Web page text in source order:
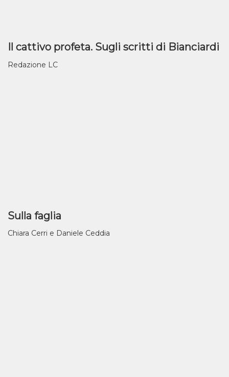
Il cattivo profeta. Sugli scritti di Bianciardi
Redazione LC
Sulla faglia
Chiara Cerri e Daniele Ceddia